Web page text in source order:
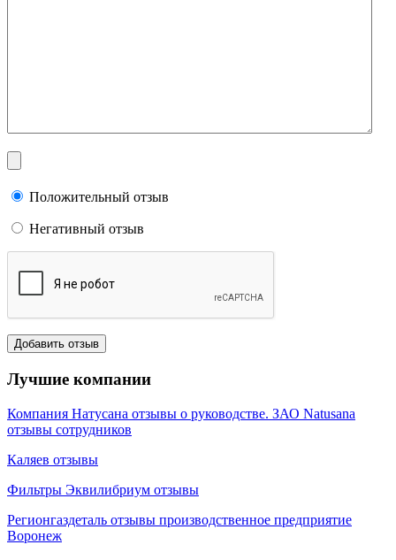
Положительный отзыв
Негативный отзыв
Лучшие компании
Компания Натусана отзывы о руководстве. ЗАО Natusana
отзывы сотрудников
Каляев отзывы
Фильтры Эквилибриум отзывы
Регионгаздеталь отзывы производственное предприятие
Воронеж